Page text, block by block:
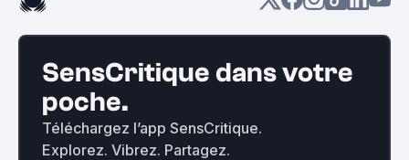
SensCritique dans votre
poche.
Téléchargez l’app SensCritique.
Explorez. Vibrez. Partagez.